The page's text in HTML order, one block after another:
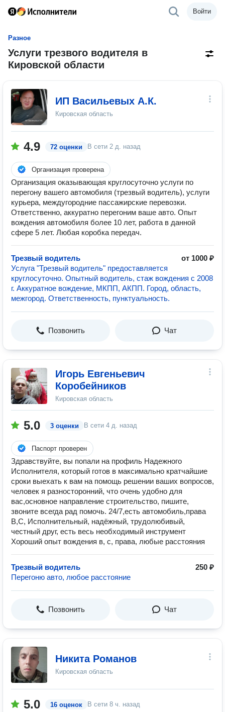
Войти
Разное
Услуги трезвого водителя в
Кировской области
ИП Васильевых А.К.
Кировская область
4.9 72 оценки В сети 2 д. назад
Организация проверена
Организация оказывающая круглосуточно услуги по
перегону вашего автомобиля (трезвый водитель), услуги
курьера, междугородние пассажирские перевозки.
Ответственно, аккуратно перегоним ваше авто. Опыт
вождения автомобиля более 10 лет, работа в данной
сфере 5 лет. Любая коробка передач.
Трезвый водитель
от 1000 ₽
Услуга "Трезвый водитель" предоставляется
круглосуточно. Опытный водитель, стаж вождения с 2008
г. Аккуратное вождение, МКПП, АКПП. Город, область,
межгород. Ответственность, пунктуальность.
Позвонить Чат
Игорь Евгеньевич
Коробейников
Кировская область
5.0 3 оценки В сети 4 д. назад
Паспорт проверен
Здравствуйте, вы попали на профиль Надежного
Исполнителя, который готов в максимально кратчайшие
сроки выехать к вам на помощь решении ваших вопросов,
человек я разносторонний, что очень удобно для
вас,основное направление строительство, пишите,
звоните всегда рад помочь. 24/7,есть автомобиль,права
В,С, Исполнительный, надёжный, трудолюбивый,
честный друг, есть весь необходимый инструмент
Хороший опыт вождения в, с, права, любые расстояния
Трезвый водитель
250 ₽
Перегоню авто, любое расстояние
Позвонить Чат
Никита Романов
Кировская область
5.0 16 оценок В сети 8 ч. назад